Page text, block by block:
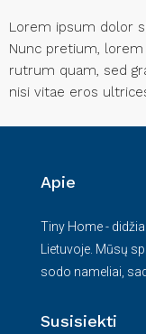
Lorem ipsum dolor
Nunc pretium,
rutrum quam, sed
nisi vitae eros
Apie
Tiny Home -
Lietuvoje. Mūsų
sodo nameliai,
Susisiekti